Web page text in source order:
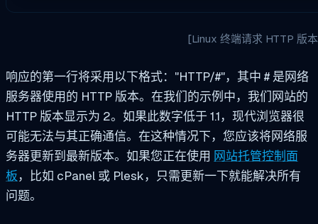
[Linux 终端请求 HTTP 版
响应的第一行将采用以下格式："HTTP/#"，其中 # 是网络
服务器使用的 HTTP 版本。在我们的示例中，我们网站的
HTTP 版本显示为 2。如果此数字低于 1.1，现代浏览器很
可能无法与其正确通信。在这种情况下，您应该将网络服
务器更新到最新版本。如果您正在使用 网站托管控制面
板，比如 cPanel 或 Plesk，只需更新一下就能解决所有
问题。